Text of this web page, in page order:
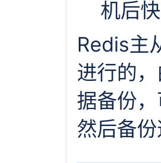
机后
Redis主
进行的
据备份
然后备